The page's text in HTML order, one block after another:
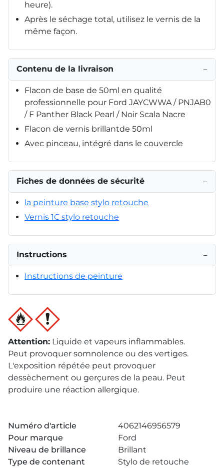
heure).
Après le séchage total, utilisez le vernis de la
même façon.
Contenu de la livraison −
Flacon de base de 50ml en qualité
professionnelle pour Ford JAYCWWA / PNJAB0
/ F Panther Black Pearl / Noir Scala Nacre
Flacon de vernis brillantde 50ml
Avec pinceau, intégré dans le couvercle
Fiches de données de sécurité −
la peinture base stylo retouche
Vernis 1C stylo retouche
Instructions −
Instructions de peinture
Attention: Liquide et vapeurs inflammables.
Peut provoquer somnolence ou des vertiges.
L'exposition répétée peut provoquer
dessèchement ou gerçures de la peau. Peut
produire une réaction allergique.
Numéro d'article
4062146956579
Pour marque
Ford
Niveau de brillance
Brillant
Type de contenant
Stylo de retouche